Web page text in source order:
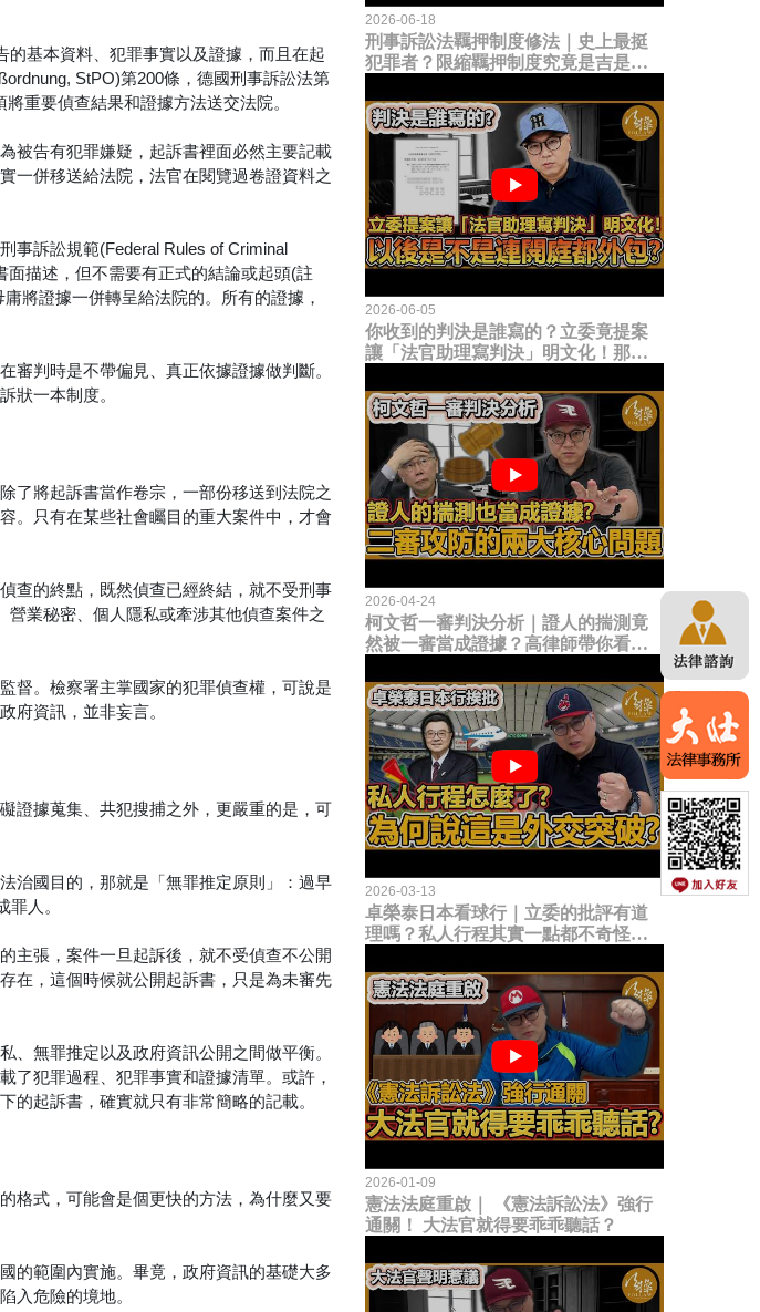
基本資料、犯罪事實以及證據，而且在起
StPO)第200條，德國刑事訴訟法第
重要偵查結果和證據方法送交法院。
被告有犯罪嫌疑，起訴書裡面必然主要記載
一併移送給法院，法官在閱覽過卷證資料之
事訴訟規範(Federal Rules of Criminal
描述，但不需要有正式的結論或起頭(註
將證據一併轉呈給法院的。所有的證據，
審判時是不帶偏見、真正依據證據做判斷。
狀一本制度。
了將起訴書當作卷宗，一部份移送到法院之
。只有在某些社會矚目的重大案件中，才會
查的終點，既然偵查已經終結，就不受刑事
業秘密、個人隱私或牽涉其他偵查案件之
督。檢察署主掌國家的犯罪偵查權，可說是
府資訊，並非妄言。
證據蒐集、共犯搜捕之外，更嚴重的是，可
治國目的，那就是「無罪推定原則」：過早
人。
主張，案件一旦起訴後，就不受偵查不公開
在，這個時候就公開起訴書，只是為未審先
無罪推定以及政府資訊公開之間做平衡。
了犯罪過程、犯罪事實和證據清單。或許，
的起訴書，確實就只有非常簡略的記載。
格式，可能會是個更快的方法，為什麼又要
的範圍內實施。畢竟，政府資訊的基礎大多
入危險的境地。
2026-06-18
刑事訴訟法羈押制度修法｜史上最挺
犯罪者？限縮羈押制度究竟是吉是
2026-06-05
你收到的判決是誰寫的？立委竟提案
讓「法官助理寫判決」明文化！那以
2026-04-24
柯文哲一審判決分析｜證人的揣測竟
然被一審當成證據？高律師帶你看未
2026-03-13
卓榮泰日本看球行｜立委的批評有道
理嗎？私人行程其實一點都不奇怪？
2026-01-09
憲法法庭重啟｜ 《憲法訴訟法》強行
通關！ 大法官就得要乖乖聽話？